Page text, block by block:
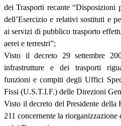
dei Trasporti recante
dell’Esercizio e relativi sostituti e
ai servizi di pubblico trasporto
aerei e terrestri”;
Visto il decreto 29 settembre
infrastrutture e dei trasporti
funzioni e compiti degli Uffici
Fissi (U.S.T.I.F.) delle Direzioni
Visto il decreto del Presidente della
211 concernente la